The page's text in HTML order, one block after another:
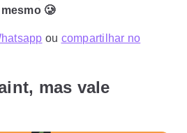
🥲
ou compartilhar no
mas vale